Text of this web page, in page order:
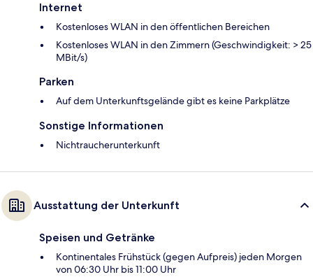
Internet
Kostenloses WLAN in den öffentlichen Bereichen
Kostenloses WLAN in den Zimmern (Geschwindigkeit: > 25
MBit/s)
Parken
Auf dem Unterkunftsgelände gibt es keine Parkplätze
Sonstige Informationen
Nichtraucherunterkunft
Ausstattung der Unterkunft
Speisen und Getränke
Kontinentales Frühstück (gegen Aufpreis) jeden Morgen
von 06:30 Uhr bis 11:00 Uhr